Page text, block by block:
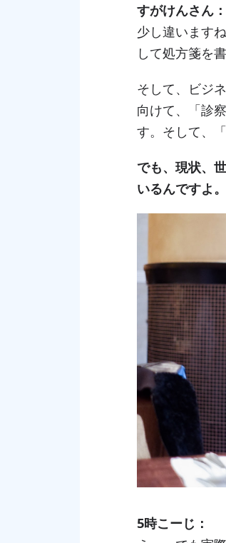
すがけんさん：
少し違います
して処方箋を
そして、ビジ
向けて、「診
す。そして、
でも、現状、
いるんですよ。
5時こーじ：